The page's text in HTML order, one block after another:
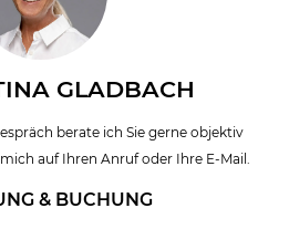
GLADBACH
berate ich Sie gerne objektiv
auf Ihren Anruf oder Ihre E-Mail.
& BUCHUNG